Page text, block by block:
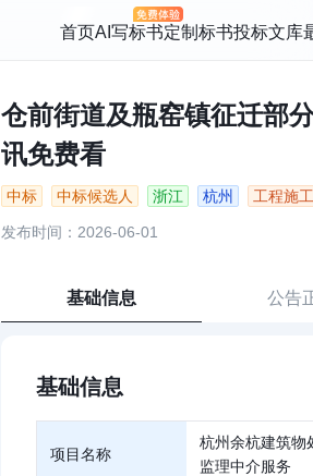
首页AI写标书定制标书投标文库
仓前街道及瓶窑镇征迁部
讯免费看
中标 中标候选人 浙江 杭州 工程施工
发布时间：2026-06-01
基础信息 公告
基础信息
项目名称
杭州余杭建筑物
监理中介服务